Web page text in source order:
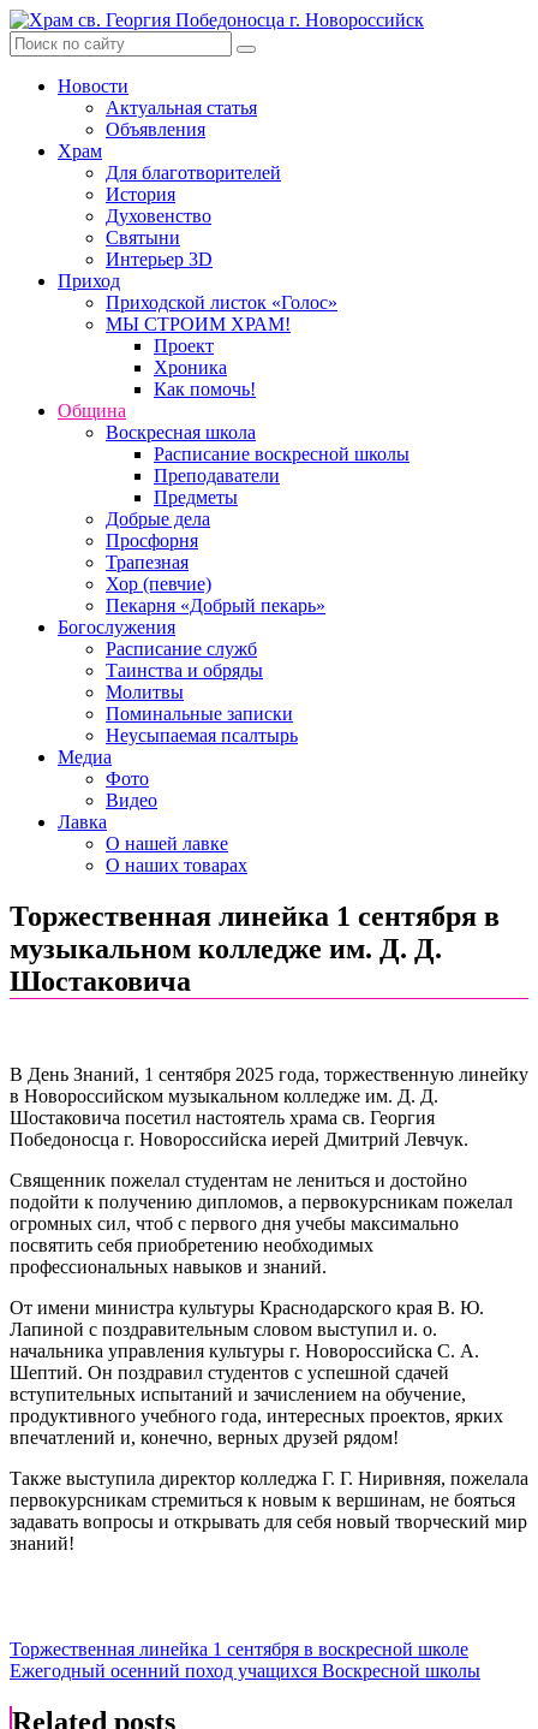
Skip
to
content
Новости
Актуальная статья
Объявления
Храм
Для благотворителей
История
Духовенство
Святыни
Интерьер 3D
Приход
Приходской листок «Голос»
МЫ СТРОИМ ХРАМ!
Проект
Хроника
Как помочь!
Община
Воскресная школа
Расписание воскресной школы
Преподаватели
Предметы
Добрые дела
Просфорня
Трапезная
Хор (певчие)
Пекарня «Добрый пекарь»
Богослужения
Расписание служб
Таинства и обряды
Молитвы
Поминальные записки
Неусыпаемая псалтырь
Медиа
Фото
Видео
Лавка
О нашей лавке
О наших товарах
Торжественная линейка 1 сентября в
музыкальном колледже им. Д. Д.
Шостаковича
В День Знаний, 1 сентября 2025 года, торжественную линейку
в Новороссийском музыкальном колледже им. Д. Д.
Шостаковича посетил настоятель храма св. Георгия
Победоносца г. Новороссийска иерей Дмитрий Левчук.
Священник пожелал студентам не лениться и достойно
подойти к получению дипломов, а первокурсникам пожелал
огромных сил, чтоб с первого дня учебы максимально
посвятить себя приобретению необходимых
профессиональных навыков и знаний.
От имени министра культуры Краснодарского края В. Ю.
Лапиной с поздравительным словом выступил и. о.
начальника управления культуры г. Новороссийска С. А.
Шептий. Он поздравил студентов с успешной сдачей
вступительных испытаний и зачислением на обучение,
продуктивного учебного года, интересных проектов, ярких
впечатлений и, конечно, верных друзей рядом!
Также выступила директор колледжа Г. Г. Ниривняя, пожелала
первокурсникам стремиться к новым к вершинам, не бояться
задавать вопросы и открывать для себя новый творческий мир
знаний!
Навигация
по
записям
Торжественная линейка 1 сентября в воскресной школе
Ежегодный осенний поход учащихся Воскресной школы
Related posts